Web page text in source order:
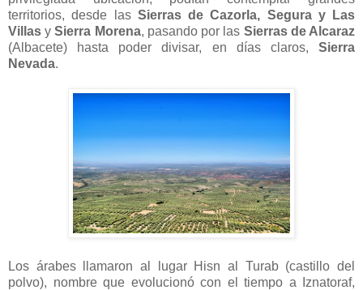
territorios, desde las Sierras de Cazorla, Segura y Las
Villas ySierra Morena, pasando por las Sierras de Alcaraz
(Albacete) hasta poder divisar, en días claros, Sierra
Nevada.
Los árabes llamaron al lugar Hisn al Turab (castillo del
polvo), nombre que evolucionó con el tiempo a Iznatoraf,